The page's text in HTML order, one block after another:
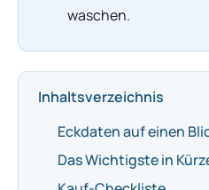
waschen.
Inhaltsverzeichnis
Eckdaten auf einen
Das Wichtigste in